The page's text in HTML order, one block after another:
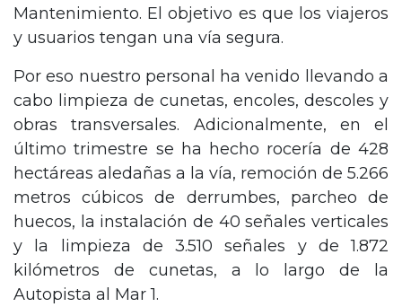
Mantenimiento. El objetivo es que los viajeros
y usuarios tengan una vía segura.
Por eso nuestro personal ha venido llevando a
cabo limpieza de cunetas, encoles, descoles y
obras transversales. Adicionalmente, en el
último trimestre se ha hecho rocería de 428
hectáreas aledañas a la vía, remoción de 5.266
metros cúbicos de derrumbes, parcheo de
huecos, la instalación de 40 señales verticales
y la limpieza de 3.510 señales y de 1.872
kilómetros de cunetas, a lo largo de la
Autopista al Mar 1.